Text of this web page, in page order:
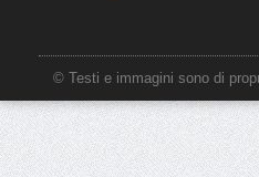
© Testi e immagini sono di